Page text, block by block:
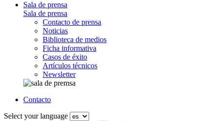
Sala de prensa
Sala de prensa
Contacto de prensa
Noticias
Biblioteca de medios
Ficha informativa
Casos de éxito
Artículos técnicos
Newsletter
Contacto
Select your language